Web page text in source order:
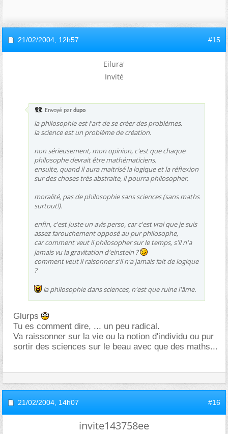
21/02/2004, 12h57 #15
Eilura'
Invité
Envoyé par dupo
la philosophie est l'art de se créer des problèmes.
la science est un problème de création.
non sérieusement, mon opinion, c'est que chaque
philosophe devrait être mathématiciens.
ensuite, quand il aura maitrisé la logique et la réflexion
sur des choses très abstraite, il pourra philosopher.
moralité, pas de philosophie sans sciences (sans maths
surtout!).
enfin, c'est juste un avis perso, car c'est vrai que je suis
assez farouchement opposé au pur philosophe,
car comment veut il philosopher sur le temps, s'il n'a
jamais vu la gravitation d'einstein ?
comment veut il raisonner s'il n'a jamais fait de logique
?
la philosophie dans sciences, n'est que ruine l'âme.
Glurps
Tu es comment dire, ... un peu radical.
Va raissonner sur la vie ou la notion d'individu ou pur
sortir des sciences sur le beau avec que des maths...
21/02/2004, 14h07 #16
invite143758ee